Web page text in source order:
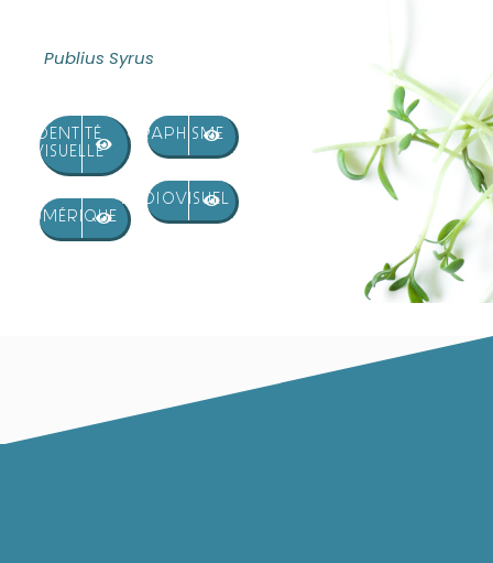
Publius Syrus
IDENTITÉ
VISUELLE
NUMÉRIQUE
GRAPHISME
AUDIOVISUEL